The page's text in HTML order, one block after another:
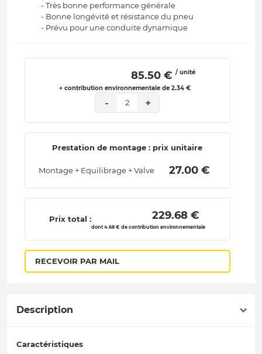
- Très bonne performance générale
- Bonne longévité et résistance du pneu
- Prévu pour une conduite dynamique
85.50 € / unité
+ contribution environnementale de 2.34 €
- 2 +
Prestation de montage : prix unitaire
Montage + Equilibrage + Valve 27.00 €
Prix total : 229.68 €
dont 4.68 € de contribution environnementale
RECEVOIR PAR MAIL
Description
Caractéristiques